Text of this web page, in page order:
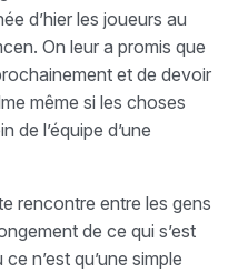
d’hier les joueurs au
On leur a promis que
et de devoir
même si les choses
de l’équipe d’une
rencontre entre les gens
de ce qui s’est
n’est qu’une simple